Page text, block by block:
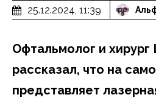
25.12.2024, 11:39
Офтальмолог и хирург
рассказал, что на
представляет